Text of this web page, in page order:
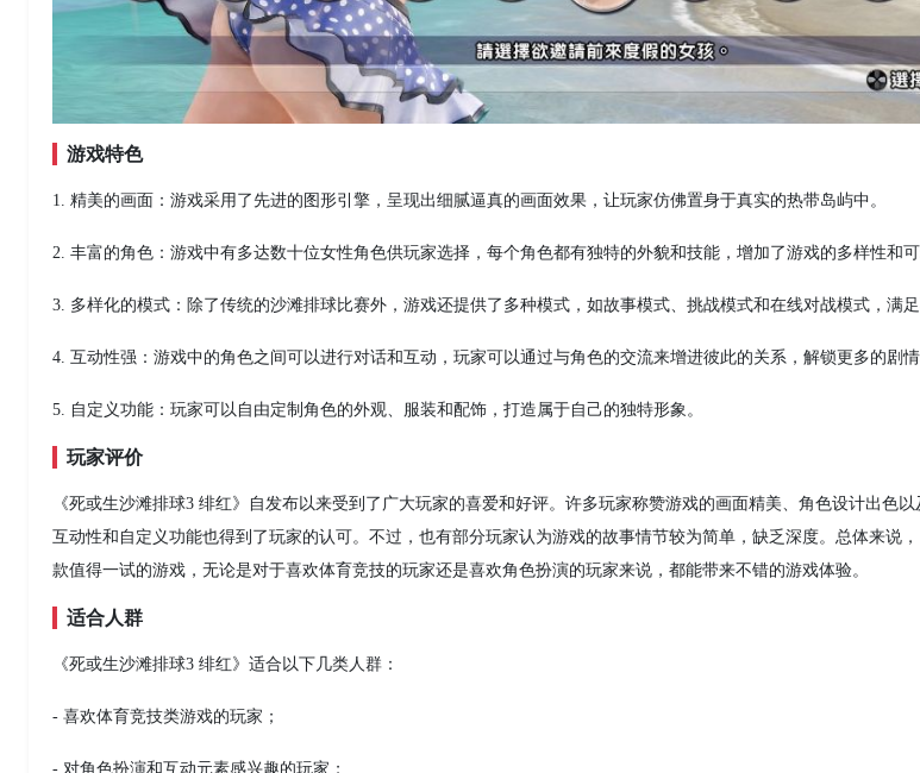
游戏特色
1. 精美的画面：游戏采用了先进的图形引擎，呈现出细腻逼真的画面效果，让玩家仿佛置身于真实的热带岛屿中。
2. 丰富的角色：游戏中有多达数十位女性角色供玩家选择，每个角色都有独特的外貌和技能，增加了游戏的多样性和可
3. 多样化的模式：除了传统的沙滩排球比赛外，游戏还提供了多种模式，如故事模式、挑战模式和在线对战模式，满足
4. 互动性强：游戏中的角色之间可以进行对话和互动，玩家可以通过与角色的交流来增进彼此的关系，解锁更多的剧情
5. 自定义功能：玩家可以自由定制角色的外观、服装和配饰，打造属于自己的独特形象。
玩家评价
《死或生沙滩排球3 绯红》自发布以来受到了广大玩家的喜爱和好评。许多玩家称赞游戏的画面精美、角色设计出色
互动性和自定义功能也得到了玩家的认可。不过，也有部分玩家认为游戏的故事情节较为简单，缺乏深度。总体来说
款值得一试的游戏，无论是对于喜欢体育竞技的玩家还是喜欢角色扮演的玩家来说，都能带来不错的游戏体验。
适合人群
《死或生沙滩排球3 绯红》适合以下几类人群：
- 喜欢体育竞技类游戏的玩家；
- 对角色扮演和互动元素感兴趣的玩家；